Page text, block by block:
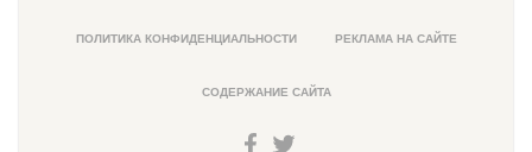
ПОЛИТИКА КОНФИДЕНЦИАЛЬНОСТИ РЕКЛАМА НА САЙТЕ
СОДЕРЖАНИЕ САЙТА